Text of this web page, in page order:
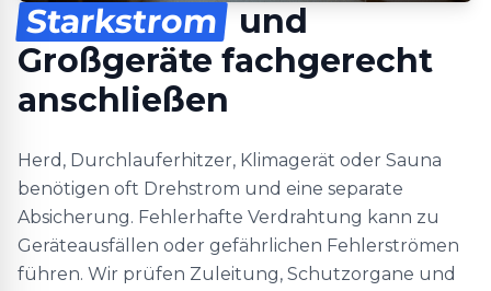
Starkstrom
und
Großgeräte fachgerecht
anschließen
Herd, Durchlauferhitzer, Klimagerät oder Sauna
benötigen oft Drehstrom und eine separate
Absicherung. Fehlerhafte Verdrahtung kann zu
Geräteausfällen oder gefährlichen Fehlerströmen
führen. Wir prüfen Zuleitung, Schutzorgane und